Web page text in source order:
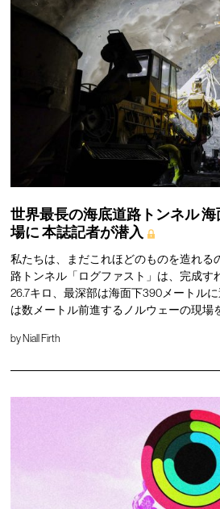
世界最長の海底道路トンネル海
場に本誌記者が潜入
私たちは、まだこれほどのものを造れ
路トンネル「ログファスト」は、完成す
26.7キロ、最深部は海面下390メートル
は数メートル前進するノルウェーの現場
by Niall Firth